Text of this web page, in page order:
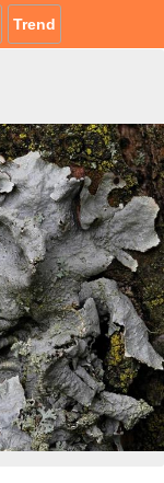
Trend